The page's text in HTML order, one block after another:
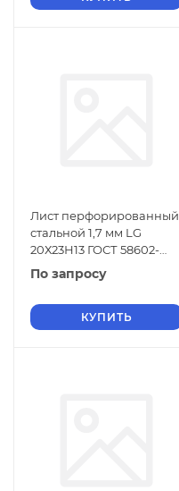
Лист перфорированный
стальной 1,7 мм LG
20Х23Н13 ГОСТ 58602-
2019
По запросу
КУПИТЬ